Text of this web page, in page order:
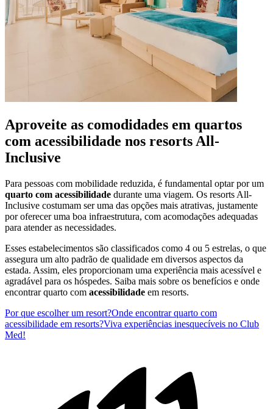
Aproveite as comodidades em quartos
com acessibilidade nos resorts All-
Inclusive
Para pessoas com mobilidade reduzida, é fundamental optar por um
quarto com acessibilidade durante uma viagem. Os resorts All-
Inclusive costumam ser uma das opções mais atrativas, justamente
por oferecer uma boa infraestrutura, com acomodações adequadas
para atender as necessidades.
Esses estabelecimentos são classificados como 4 ou 5 estrelas, o que
assegura um alto padrão de qualidade em diversos aspectos da
estada. Assim, eles proporcionam uma experiência mais acessível e
agradável para os hóspedes. Saiba mais sobre os benefícios e onde
encontrar quarto com acessibilidade em resorts.
Por que escolher um resort?Onde encontrar quarto com
acessibilidade em resorts?Viva experiências inesquecíveis no Club
Med!